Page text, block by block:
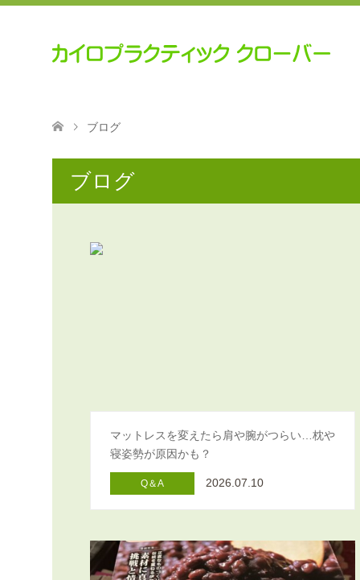
ブログ
ブログ
マットレスを変えたら肩や腕がつらい…枕や
寝姿勢が原因かも？
Q＆A 2026.07.10